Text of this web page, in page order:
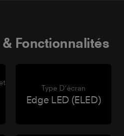
Fonctionnalités
Type D’écran
Edge LED (ELED)